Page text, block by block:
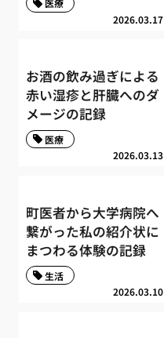
2026.03.17
医療
お酒の飲み過ぎによる
赤い湿疹と肝臓へのダ
メージの記録
2026.03.13
医療
町医者から大学病院へ
繋がった私の紹介状に
まつわる体験の記録
2026.03.10
生活